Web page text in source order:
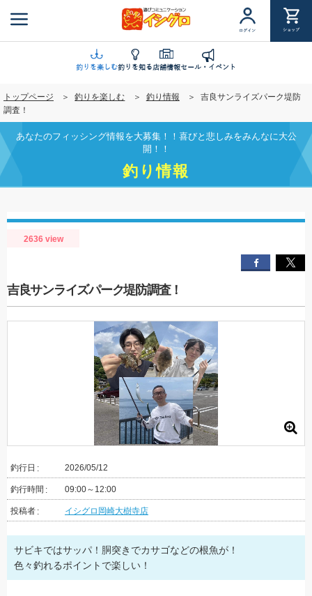
ン
ツ
移
動
ログイン ショップ
釣りを楽しむ釣りを知る店舗情報セール・イベント
トップページ 釣りを楽しむ 釣り情報
吉良サンライズパーク堤防
調査！
あなたのフィッシング情報を大募集！！喜びと悲しみをみんなに大公
開！！
釣り情報
2636 view
吉良サンライズパーク堤防調査！
釣行日 2026/05/12
釣行時間 09:00～12:00
投稿者 イシグロ岡崎大樹寺店
サビキではサッパ！胴突きでカサゴなどの根魚が！
色々釣れるポイントで楽しい！